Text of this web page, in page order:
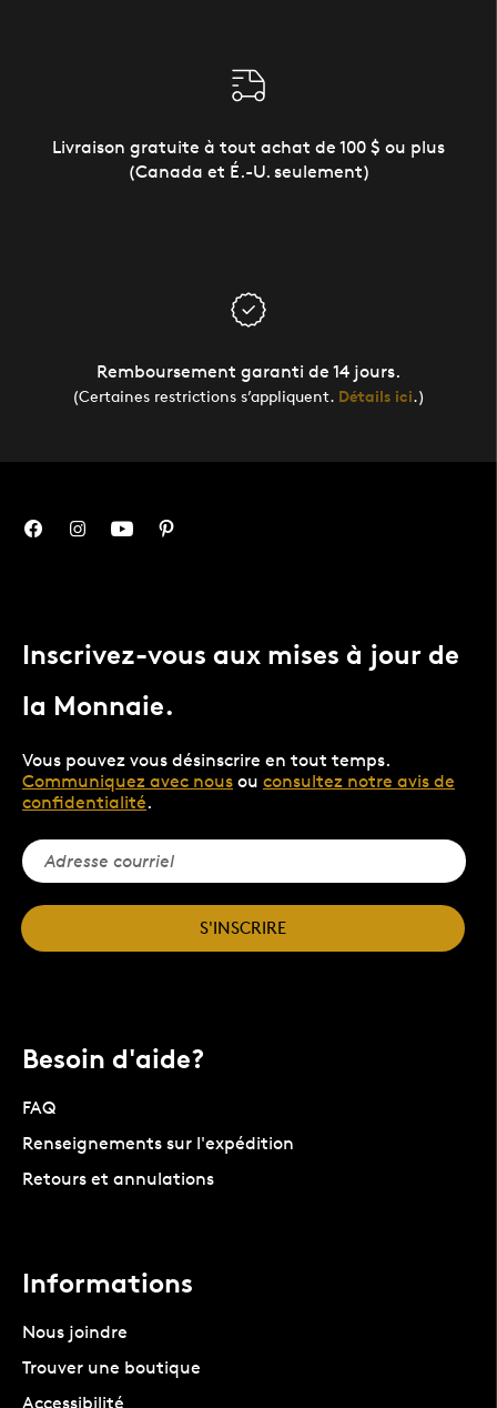
Livraison gratuite à tout achat de 100 $ ou plus
(Canada et É.-U. seulement)
Remboursement garanti de 14 jours.
(Certaines restrictions s’appliquent. Détails ici.)
Inscrivez-vous aux mises à jour de
la Monnaie.
Vous pouvez vous désinscrire en tout temps.
Communiquez avec nous ou consultez notre avis de
confidentialité.
S'INSCRIRE
Besoin d'aide?
FAQ
Renseignements sur l'expédition
Retours et annulations
Informations
Nous joindre
Trouver une boutique
Accessibilité